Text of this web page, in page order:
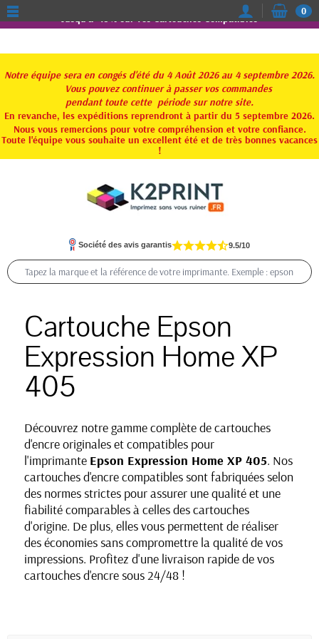
Jusqu'à -15% sur vos Cartouches Compatibles
Notre équipe sera en congés d'été du 4 Août 2026 au 4 septembre 2026.
Vous pouvez continuer à passer vos commandes
pendant toute cette période sur notre site.
En revanche, les expéditions reprendront à partir du 5 septembre 2026.
Nous vous remercions pour votre compréhension et votre confiance.
Toute l'équipe vous souhaite un excellent été et de très bonnes vacances
!
0
Société des avis garantis 9.5/10
Cartouche Epson
Expression Home XP
405
Découvrez notre gamme complète de cartouches
d'encre originales et compatibles pour
l'imprimante Epson Expression Home XP 405. Nos
cartouches d'encre compatibles sont fabriquées selon
des normes strictes pour assurer une qualité et une
fiabilité comparables à celles des cartouches
d'origine. De plus, elles vous permettent de réaliser
des économies sans compromettre la qualité de vos
impressions. Profitez d'une livraison rapide de vos
cartouches d'encre sous 24/48 !